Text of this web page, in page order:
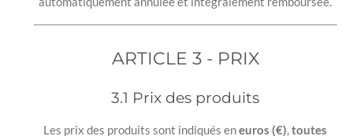
ARTICLE 3 - PRIX
3.1 Prix des produits
Les prix des produits sont indiqués eneuros (€),toutes